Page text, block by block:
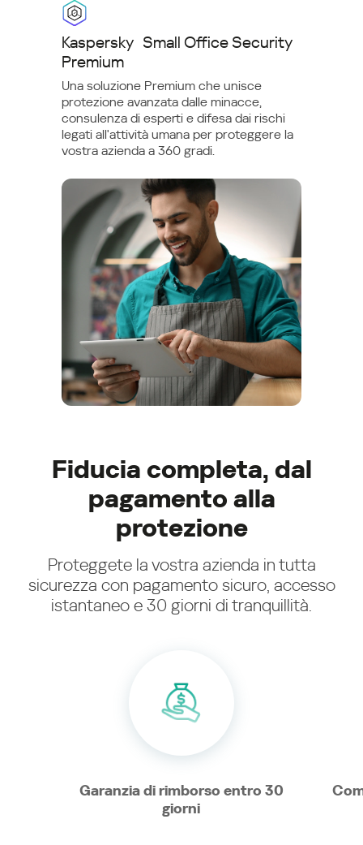
Kaspersky Small Office Security
Premium
Una soluzione Premium che unisce
protezione avanzata dalle minacce,
consulenza di esperti e difesa dai rischi
legati all'attività umana per proteggere la
vostra azienda a 360 gradi.
Fiducia completa, dal
pagamento alla
protezione
Proteggete la vostra azienda in tutta
sicurezza con pagamento sicuro, accesso
istantaneo e 30 giorni di tranquillità.
Garanzia di rimborso entro 30
giorni